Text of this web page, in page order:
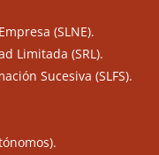
(SLNE).
Limitada (SRL).
Sucesiva (SLFS).